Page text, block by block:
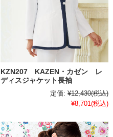
KZN207 KAZEN・カゼン レ
ディスジャケット長袖
定価: ¥12,430(税込)
¥8,701(税込)